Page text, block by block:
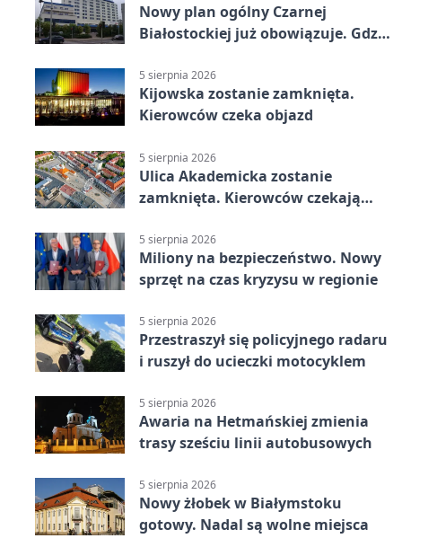
Nowy plan ogólny Czarnej
Białostockiej już obowiązuje. Gdzie
5 sierpnia 2026
Kijowska zostanie zamknięta.
Kierowców czeka objazd
5 sierpnia 2026
Ulica Akademicka zostanie
zamknięta. Kierowców czekają
5 sierpnia 2026
Miliony na bezpieczeństwo. Nowy
sprzęt na czas kryzysu w regionie
5 sierpnia 2026
Przestraszył się policyjnego radaru
i ruszył do ucieczki motocyklem
5 sierpnia 2026
Awaria na Hetmańskiej zmienia
trasy sześciu linii autobusowych
5 sierpnia 2026
Nowy żłobek w Białymstoku
gotowy. Nadal są wolne miejsca